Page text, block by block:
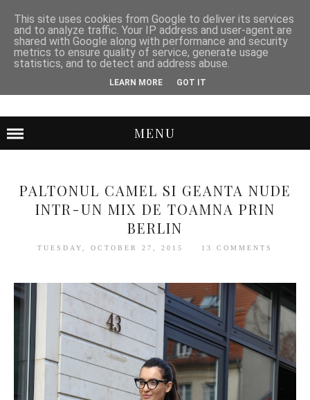
MENU
PALTONUL CAMEL SI GEANTA NUDE
INTR-UN MIX DE TOAMNA PRIN
BERLIN
TUESDAY, OCTOBER 27, 2015 13 COMMENTS
This site uses cookies from Google to deliver its services
and to analyze traffic. Your IP address and user-agent are
shared with Google along with performance and security
metrics to ensure quality of service, generate usage
statistics, and to detect and address abuse.
LEARN MORE GOT IT